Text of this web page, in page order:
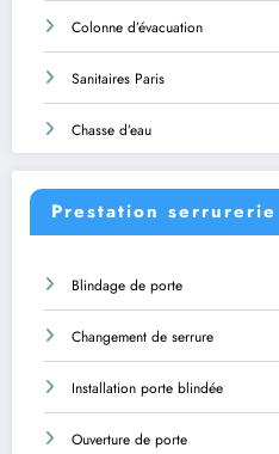
Colonne d’évacuation
Sanitaires Paris
Chasse d’eau
Prestation serrurerie
Blindage de porte
Changement de serrure
Installation porte blindée
Ouverture de porte